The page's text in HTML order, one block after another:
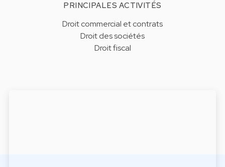
PRINCIPALES ACTIVITÉS
Droit commercial et contrats
Droit des sociétés
Droit fiscal